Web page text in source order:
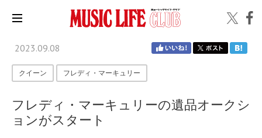
2023.09.08
クイーン フレディ・マーキュリー
フレディ・マーキュリーの遺品オークシ
ョンがスタート